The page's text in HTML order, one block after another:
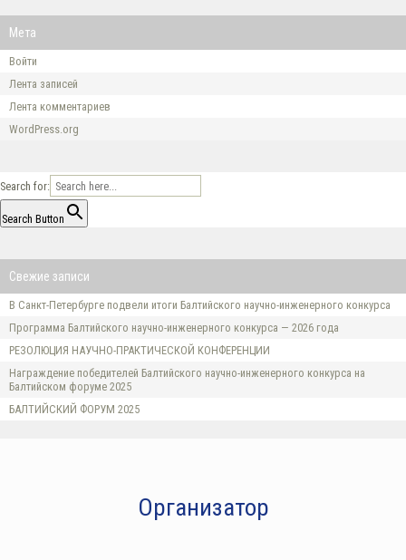
Мета
Войти
Лента записей
Лента комментариев
WordPress.org
Search for:
Search Button
Свежие записи
В Санкт-Петербурге подвели итоги Балтийского научно-инженерного конкурса
Программа Балтийского научно-инженерного конкурса — 2026 года
РЕЗОЛЮЦИЯ НАУЧНО-ПРАКТИЧЕСКОЙ КОНФЕРЕНЦИИ
Награждение победителей Балтийского научно-инженерного конкурса на
Балтийском форуме 2025
БАЛТИЙСКИЙ ФОРУМ 2025
Организатор